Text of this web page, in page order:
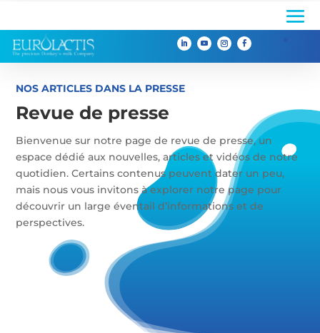
NOS ARTICLES DANS LA PRESSE
Revue de presse
Bienvenue sur notre page de revue de presse, un
espace dédié aux nouvelles, articles et vidéos de notre
quotidien. Certains contenus peuvent dater un peu,
mais nous vous invitons à explorer notre page pour
découvrir un large éventail d’informations et de
perspectives.